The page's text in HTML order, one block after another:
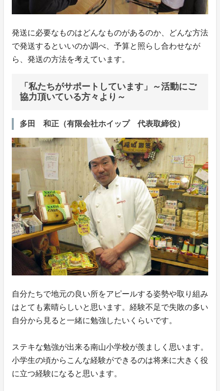
発送に必要なものはどんなものがあるのか、どんな方法
で発送するといいのか調べ、予算と照らし合わせなが
ら、発送の方法を考えています。
「私たちがサポートしています」～活動にご
協力頂いている方々より～
多田 和正（有限会社ホイップ 代表取締役）
自分たちで地元の良い所をアピールする姿勢や取り組み
はとても素晴らしいと思います。経験不足で失敗の多い
自分から見ると一緒に勉強したいくらいです。
ステキな勉強が出来る南山小学校が羨ましく思います。
小学生の頃からこんな経験ができるのは将来に大きく役
に立つ経験になると思います。